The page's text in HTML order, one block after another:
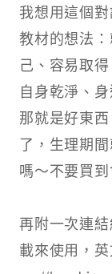
我想用這個
教材的想法
己、容易取
自身乾淨、
那就是好東
了，生理期
嗎～不要買到
再附一次連
載來使用，